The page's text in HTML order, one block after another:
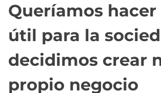
Queríamos hacer
útil para la
decidimos crear
propio negocio